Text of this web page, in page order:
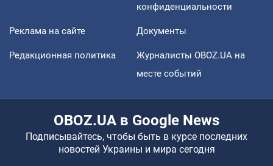
конфиденциальности
Реклама на сайте Документы
Редакционная политика
Журналисты OBOZ.UA на
месте событий
OBOZ.UA в Google News
Подписывайтесь, чтобы быть в курсе последних
новостей Украины и мира сегодня